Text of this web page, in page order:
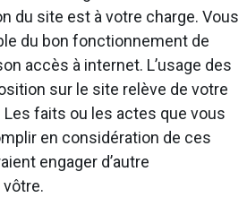
du site est à votre charge. Vous
du bon fonctionnement de
accès à internet. L’usage des
sur le site relève de votre
faits ou les actes que vous
en considération de ces
engager d’autre